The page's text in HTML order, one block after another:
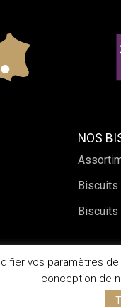
NOS
Biscuits
vos paramètres
conception de